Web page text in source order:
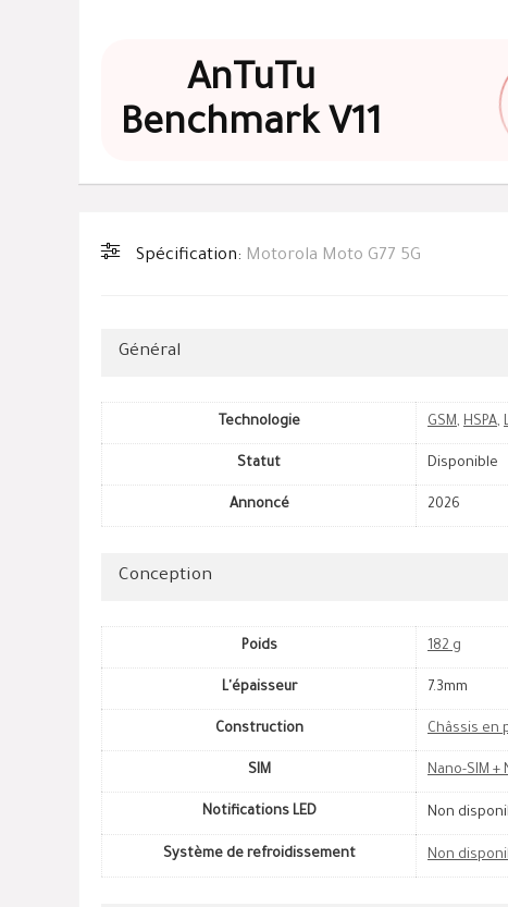
AnTuTu
Benchmark V11
Spécification: Motorola Moto G77 5G
Général
Technologie GSM, HSPA,
Statut Disponible
Annoncé 2026
Conception
Poids 182 g
L'épaisseur 7.3mm
Construction Châssis en
SIM Nano-SIM +
Notifications LED Non
Système de refroidissement Non